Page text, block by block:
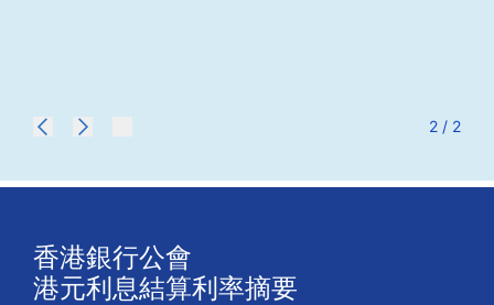
2 / 2
香港銀行公會
港元利息結算利率摘要